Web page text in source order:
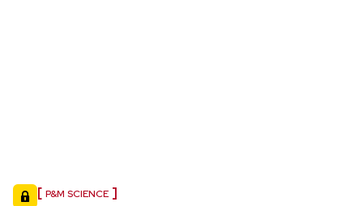
P&M SCIENCE